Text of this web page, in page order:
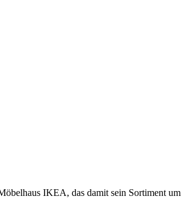
IKEA, das damit sein Sortiment um